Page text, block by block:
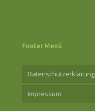
Footer Menü
Datenschutzerklärung
Impressum